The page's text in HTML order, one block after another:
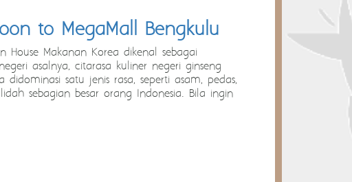
to MegaMall Bengkulu
House Makanan Korea dikenal sebagai
asalnya, citarasa kuliner negeri ginseng
satu jenis rasa, seperti asam, pedas,
sebagian besar orang Indonesia. Bila ingin